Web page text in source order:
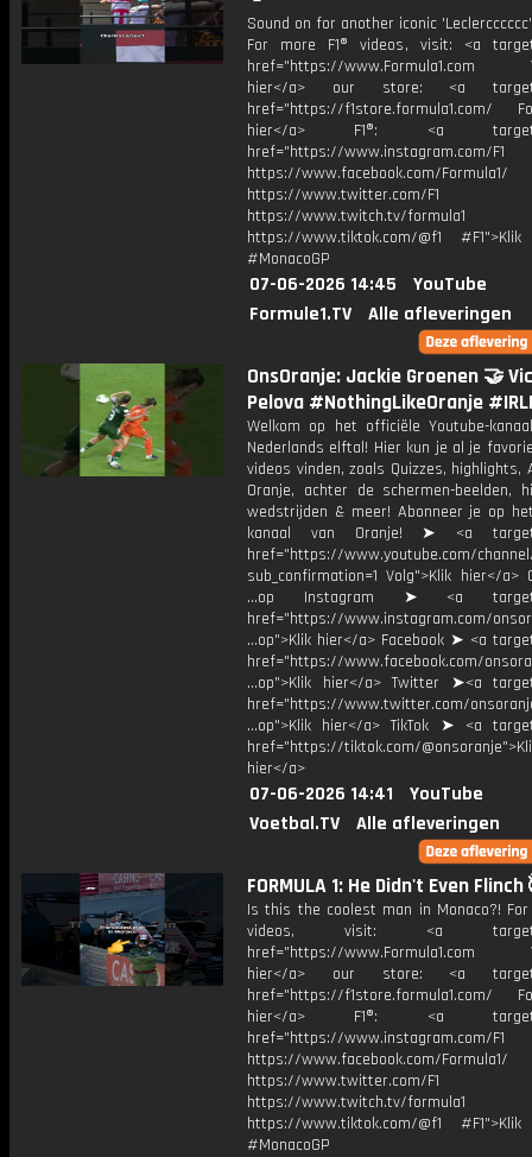
Sound on for another iconic
For more F1® videos, visit: <a
href="https://www.Formula1.com
hier</a> our store: <a
href="https://f1store.formula1.com/
hier</a> F1®: <a
href="https://www.instagram.com/F1
https://www.facebook.com/Formula1/
https://www.twitter.com/F1
https://www.twitch.tv/formula1
https://www.tiktok.com/@f1
#MonacoGP
07-06-2026 14:45
YouTube
Formule1.TV
Alle afleveringen
OnsOranje: Jackie Groenen 🤝
Pelova #NothingLikeOranje
Welkom op het officiële Youtube-
Nederlands elftal! Hier kun je al je
videos vinden, zoals Quizzes, highlights,
Oranje, achter de schermen-beelden,
wedstrijden & meer! Abonneer je op
kanaal van Oranje! ➤ <a
href="https://www.youtube.com/channel/
sub_confirmation=1 Volg">Klik hier</a>
...op Instagram ➤ <a
href="https://www.instagram.com/
...op">Klik hier</a> Facebook ➤ <a
href="https://www.facebook.com/
...op">Klik hier</a> Twitter ➤<a
href="https://www.twitter.com/
...op">Klik hier</a> TikTok ➤ <a
href="https://tiktok.com/
hier</a>
07-06-2026 14:41
YouTube
Voetbal.TV
Alle afleveringen
FORMULA 1: He Didn't Even Flinch
Is this the coolest man in Monaco?! For
videos, visit: <a
href="https://www.Formula1.com
hier</a> our store: <a
href="https://f1store.formula1.com/
hier</a> F1®: <a
href="https://www.instagram.com/F1
https://www.facebook.com/Formula1/
https://www.twitter.com/F1
https://www.twitch.tv/formula1
https://www.tiktok.com/@f1
#MonacoGP